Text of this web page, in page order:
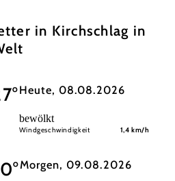
in Kirchschlag in
Heute, 08.08.2026
bewölkt
Windgeschwindigkeit 1,4 km/h
Morgen, 09.08.2026